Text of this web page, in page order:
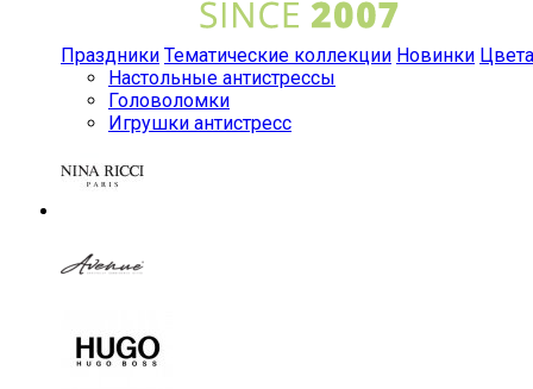
Праздники Тематические коллекции Новинки Цвета
Настольные антистрессы
Головоломки
Игрушки антистресс